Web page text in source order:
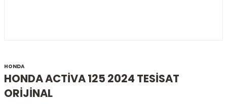
HONDA
HONDA ACTİVA 125 2024 TESİSAT
ORİJİNAL